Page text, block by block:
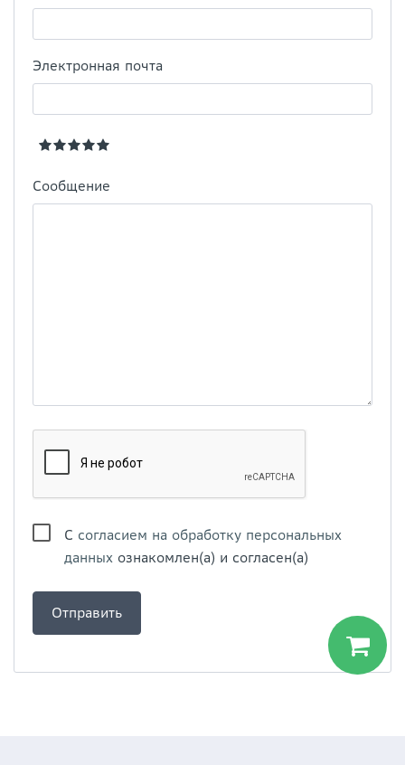
Электронная почта
Сообщение
С согласием на обработку персональных
данных ознакомлен(а) и согласен(а)